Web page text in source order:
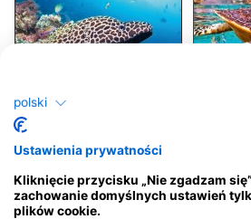
Alamy-WaterFrame
58 Obserwacje 35
polski
Ustawienia prywatności
Kliknięcie przycisku „Nie zgadzam
zachowanie domyślnych ustawień
plików cookie.